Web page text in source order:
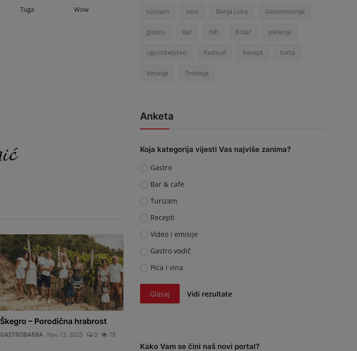
Tuga Wow
Škegro – Porodična hrabrost
GASTROBARBA Nov 13, 2025 0 78
turizam vino Banja Luka Gastronomija
gastro Bar bih Kolač pečenja
Ugostiteljstvo Festival Recept torta
Vinarije Trebinje
Anketa
Koja kategorija vijesti Vas najviše zanima?
Gastro
Bar & cafe
Turizam
Recepti
Video i emisije
Gastro vodič
Pića i vina
Glasaj Vidi rezultate
Kako Vam se čini naš novi portal?